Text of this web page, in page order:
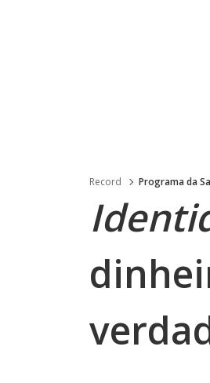
Record Programa da